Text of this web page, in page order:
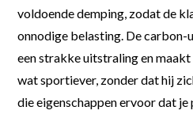
voldoende demping, zodat de
onnodige belasting. De
een strakke uitstraling en maakt
wat sportiever, zonder dat hij
die eigenschappen ervoor dat